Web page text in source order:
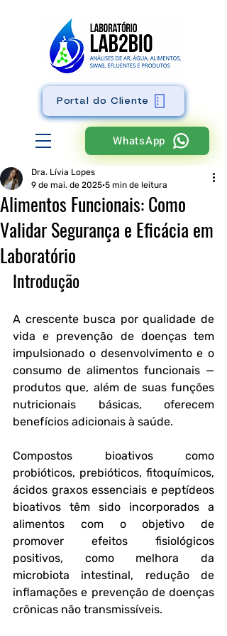
WhatsApp
Portal do Cliente
Alimentos Funcionais: Como
Validar Segurança e Eficácia em
Laboratório
Dra. Lívia Lopes
9 de mai. de 2025 5 min de leitura
Introdução
A crescente busca por qualidade de
vida e prevenção de doenças tem
impulsionado o desenvolvimento e o
consumo de alimentos funcionais —
produtos que, além de suas funções
nutricionais básicas, oferecem
benefícios adicionais à saúde.
Compostos bioativos como
probióticos, prebióticos, fitoquímicos,
ácidos graxos essenciais e peptídeos
bioativos têm sido incorporados a
alimentos com o objetivo de
promover efeitos fisiológicos
positivos, como melhora da
microbiota intestinal, redução de
inflamações e prevenção de doenças
crônicas não transmissíveis.